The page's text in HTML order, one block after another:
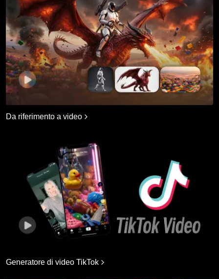
Da riferimento a video
Generatore di video TikTok